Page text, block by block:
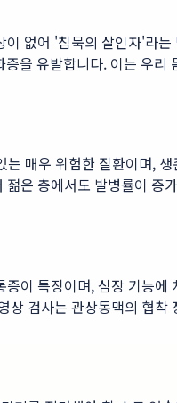
없어 '침묵의 살인자'라
을 유발합니다. 이는 우리
매우 위험한 질환이며,
은 층에서도 발병률이 증
이 특징이며, 심장 기능
상 검사는 관상동맥의 협